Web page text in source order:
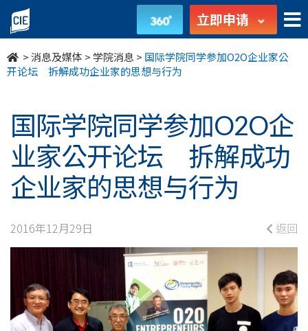
国
际
学
同
学
参
加
O2O
企
业
立即申请
>消息及媒体 >学院消息 > 国际学院同学参加O2O企业家公
开论坛 拆解成功企业家的思想与行为
国际学院同学参加O2O企
业家公开论坛 拆解成功
企业家的思想与行为
2016年12月29日 返回